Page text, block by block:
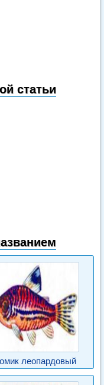
статьи
леопардовый